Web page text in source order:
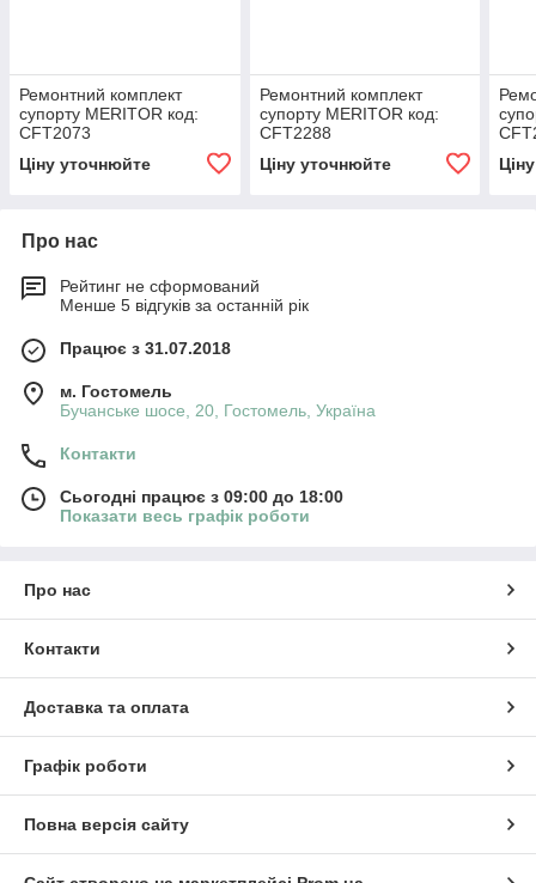
Ремонтний комплект
супорту MERITOR код:
CFT2073
Ціну уточнюйте
Ремонтний комплект
супорту MERITOR код:
CFT2288
Ціну уточнюйте
Про нас
Рейтинг не сформований
Менше 5 відгуків за останній рік
Працює з 31.07.2018
м. Гостомель
Бучанське шосе, 20, Гостомель, Україна
Контакти
Сьогодні працює з 09:00 до 18:00
Показати весь графік роботи
Про нас
Контакти
Доставка та оплата
Графік роботи
Повна версія сайту